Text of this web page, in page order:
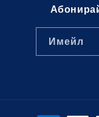
Имейл
Начини